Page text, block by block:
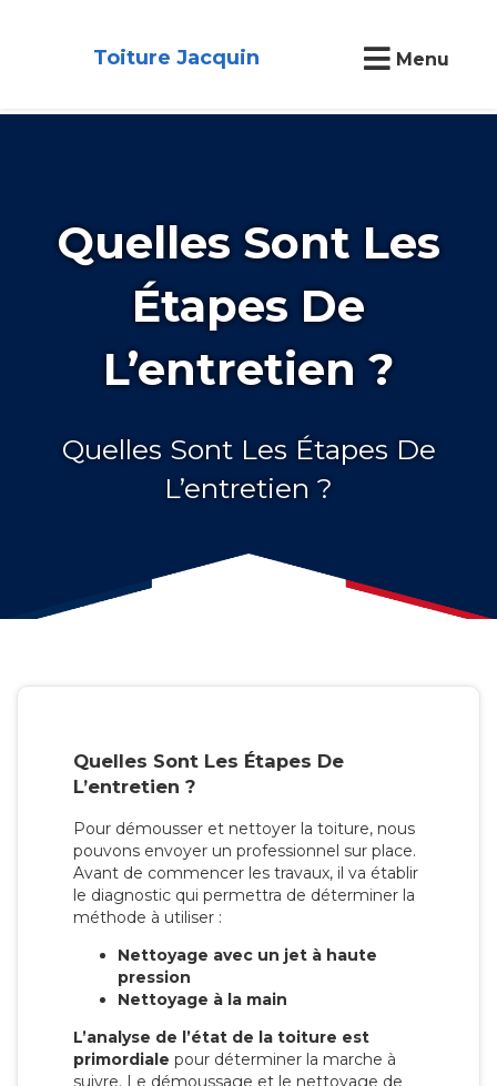
Toiture Jacquin Menu
Quelles Sont Les
Étapes De
L’entretien ?
Quelles Sont Les Étapes De
L’entretien ?
Quelles Sont Les Étapes De
L’entretien ?
Pour démousser et nettoyer la toiture, nous
pouvons envoyer un professionnel sur place.
Avant de commencer les travaux, il va établir
le diagnostic qui permettra de déterminer la
méthode à utiliser :
Nettoyage avec un jet à haute
pression
Nettoyage à la main
L’analyse de l’état de la toiture est
primordiale pour déterminer la marche à
suivre. Le démoussage et le nettoyage de